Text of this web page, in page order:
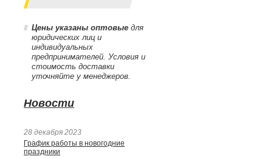
Цены указаны оптовые для
юридических лиц и
индивидуальных
предпринимателей. Условия и
стоимость доставки
уточняйте у менеджеров.
Новости
28 декабря 2023
График работы в новогодние
праздники